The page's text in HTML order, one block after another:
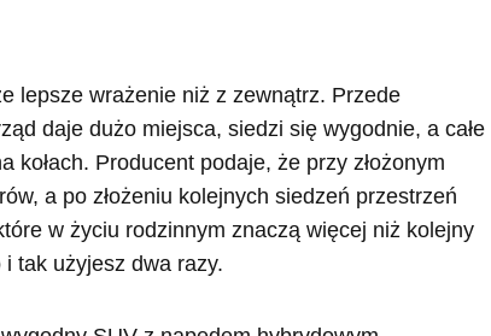
lepsze wrażenie niż z zewnątrz. Przede
daje dużo miejsca, siedzi się wygodnie, a całe
kołach. Producent podaje, że przy złożonym
a po złożeniu kolejnych siedzeń przestrzeń
w życiu rodzinnym znaczą więcej niż kolejny
i tak użyjesz dwa razy.